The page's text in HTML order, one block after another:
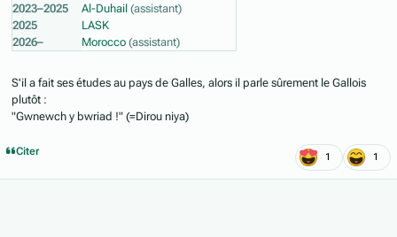
2023–2025
Al-Duhail (assistant)
2025
LASK
2026–
Morocco (assistant)
S'il a fait ses études au pays de Galles, alors il parle sûrement le Gallois
plutôt :
"Gwnewch y bwriad !" (=Dirou niya)
Citer 1 1